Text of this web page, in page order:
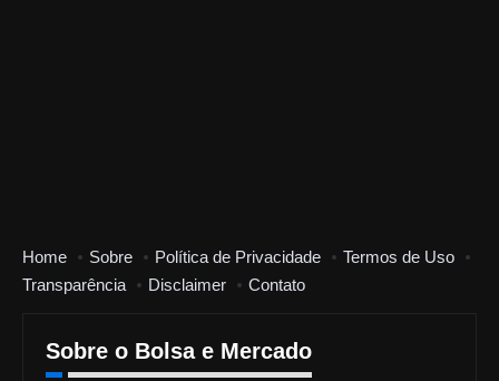
Home Sobre Política de Privacidade
Termos de Uso
Transparência
Disclaimer Contato
Sobre o Bolsa e Mercado